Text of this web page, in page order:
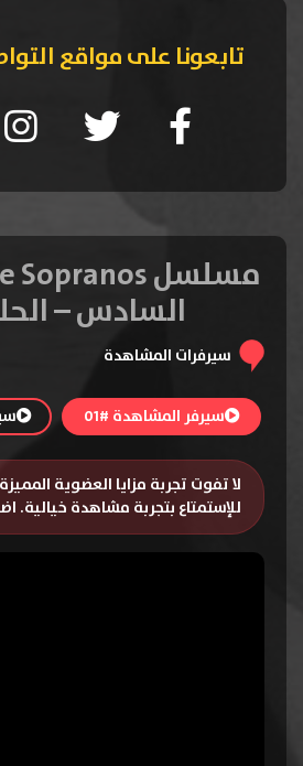
تابعونا على مواقع
السادس –
سيرفرات المشاهدة
سيرفر المشاهدة #01
لا تفوت تجربة مزايا العضوية
للإستمتاع بتجربة مشاهدة خيالية.